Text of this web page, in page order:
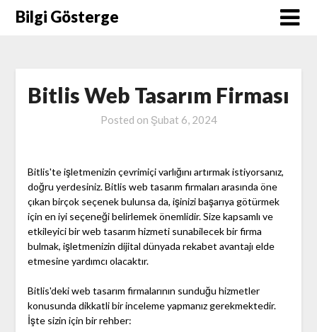
SkipBilgi Gösterge
Bitlis Web Tasarım Firması
Posted on Şubat 6, 2024
Bitlis'te işletmenizin çevrimiçi varlığını artırmak istiyorsanız,
doğru yerdesiniz. Bitlis web tasarım firmaları arasında öne
çıkan birçok seçenek bulunsa da, işinizi başarıya götürmek
için en iyi seçeneği belirlemek önemlidir. Size kapsamlı ve
etkileyici bir web tasarım hizmeti sunabilecek bir firma
bulmak, işletmenizin dijital dünyada rekabet avantajı elde
etmesine yardımcı olacaktır.
Bitlis'deki web tasarım firmalarının sunduğu hizmetler
konusunda dikkatli bir inceleme yapmanız gerekmektedir.
İşte sizin için bir rehber: